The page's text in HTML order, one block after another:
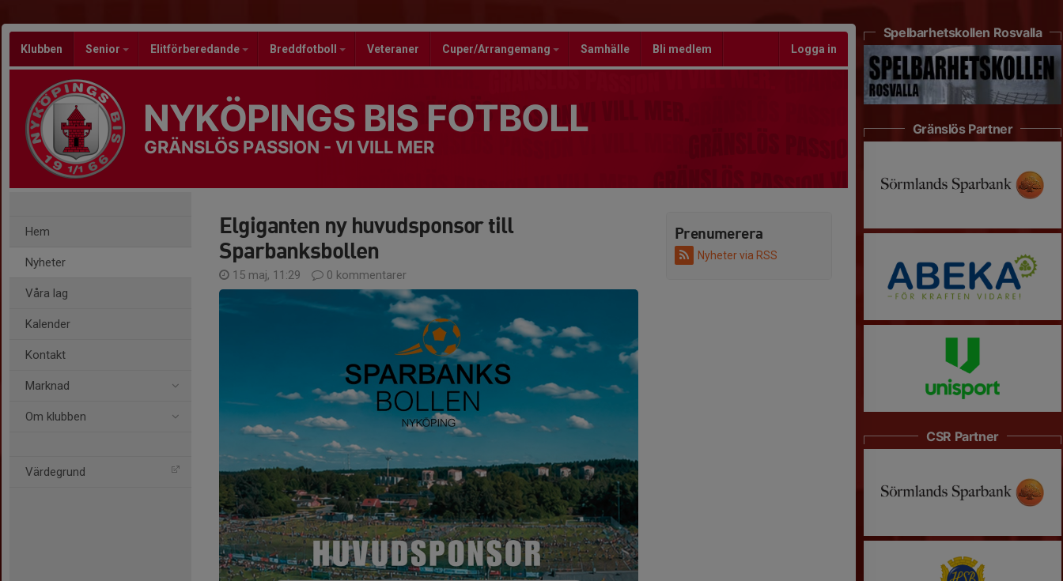
Klubben Senior Elitförberedande Breddfotboll Veteraner Cuper/Arrangemang Samhälle Bli medlem Logga in
NYKÖPINGS BIS FOTBOLL
GRÄNSLÖS PASSION - VI VILL MER
Hem
Nyheter
Våra lag
Kalender
Kontakt
Marknad
Om klubben
Värdegrund
Prenumerera
Nyheter via RSS
Elgiganten ny huvudsponsor till
Sparbanksbollen
15 maj, 11:29 0 kommentarer
Spelbarhetskollen Rosvalla
Gränslös Partner
CSR Partner